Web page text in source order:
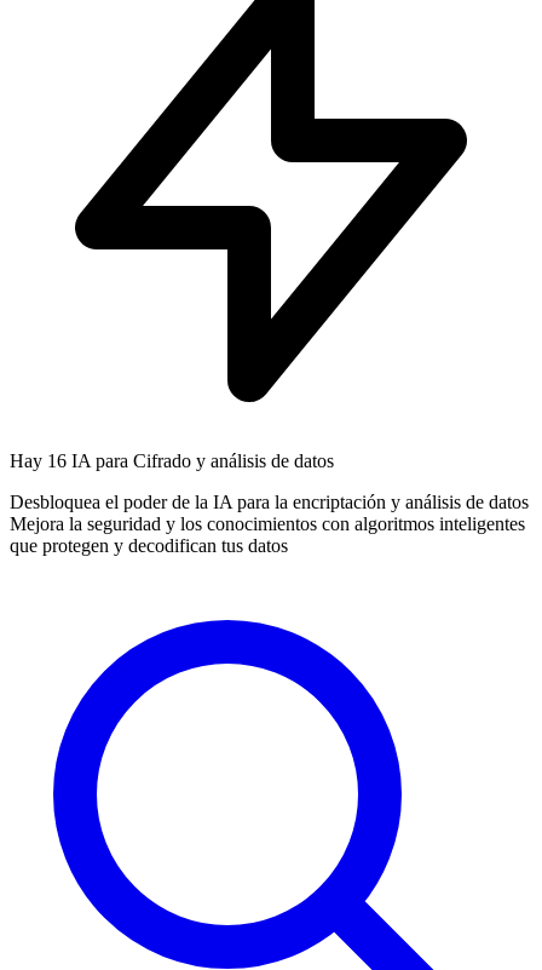
Hay 16 IA para Cifrado y análisis de datos
Desbloquea el poder de la IA para la encriptación y análisis de datos
Mejora la seguridad y los conocimientos con algoritmos inteligentes
que protegen y decodifican tus datos